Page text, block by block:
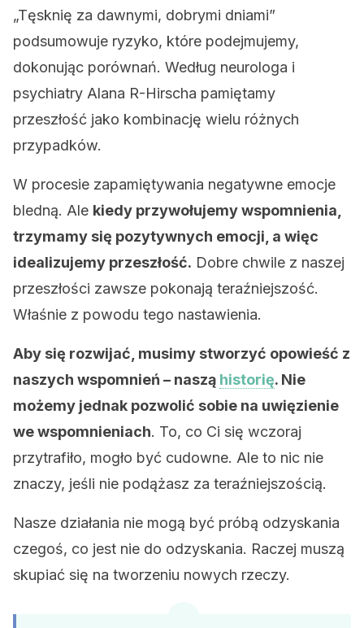
„Tęsknię za dawnymi, dobrymi dniami”
podsumowuje ryzyko, które podejmujemy,
dokonując porównań. Według neurologa i
psychiatry Alana R-Hirscha pamiętamy
przeszłość jako kombinację wielu różnych
przypadków.
W procesie zapamiętywania negatywne emocje
bledną. Ale kiedy przywołujemy wspomnienia,
trzymamy się pozytywnych emocji, a więc
idealizujemy przeszłość. Dobre chwile z naszej
przeszłości zawsze pokonają teraźniejszość.
Właśnie z powodu tego nastawienia.
Aby się rozwijać, musimy stworzyć opowieść z
naszych wspomnień – naszą historię. Nie
możemy jednak pozwolić sobie na uwięzienie
we wspomnieniach. To, co Ci się wczoraj
przytrafiło, mogło być cudowne. Ale to nic nie
znaczy, jeśli nie podążasz za teraźniejszością.
Nasze działania nie mogą być próbą odzyskania
czegoś, co jest nie do odzyskania. Raczej muszą
skupiać się na tworzeniu nowych rzeczy.